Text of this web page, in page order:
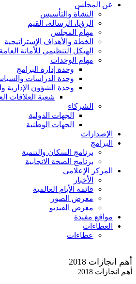
عن المجلس
النشأة والتأسيس
الرؤيا، الرسالة، القيم
مهام المجلس
الخطة والأهداف الإستراتيجية
الهيكل التنظيمي للأمانة العامة
مهام الوحدات
وحدة إدارة البرامج
وحدة الدراسات
وحدة الشؤون الإدارية
شعبة العلاقات
الشركاء
الجهات الدولية
الجهات الوطنية
الإصدارات
البرامج
برنامج السكان والتنمية
برنامج الصحة الانجابية
المركز الإعلامي
الأخبار
قائمة الأيام العالمية
معرض الصور
معرض الفيديو
مواقع مفيدة
العطاءات
عطاءات
أهم انجازات 2018
أهم انجازات 2018